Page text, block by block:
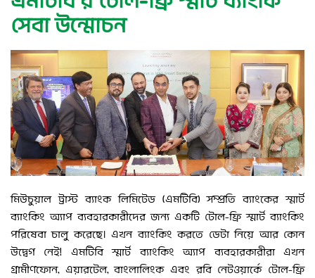
সেবা উন্মোচন
মিউচুয়াল ট্রাস্ট ব্যাংক লিমিটেড (এমটিবি) সম্প্রতি ব্যাংকের স্মার্ট
ব্যাংকিং অ্যাপ ব্যবহারকারীদের জন্য একটি টোল-ফ্রি স্মার্ট ব্যাংকিং
পরিষেবা চালু করেছে। এখন ব্যাংকিং করতে ডেটা নিয়ে আর কোন
উদ্বেগ নেই! এমটিবি স্মার্ট ব্যাংকিং অ্যাপ ব্যবহারকারীরা এখন
গ্রামীণফোন, এয়ারটেল, বাংলালিংক এবং রবি নেটওয়ার্কে টোল-ফ্রি